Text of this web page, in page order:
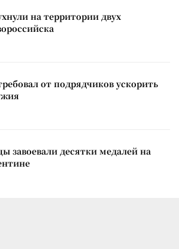
на территории двух
от подрядчиков ускорить
завоевали десятки медалей на